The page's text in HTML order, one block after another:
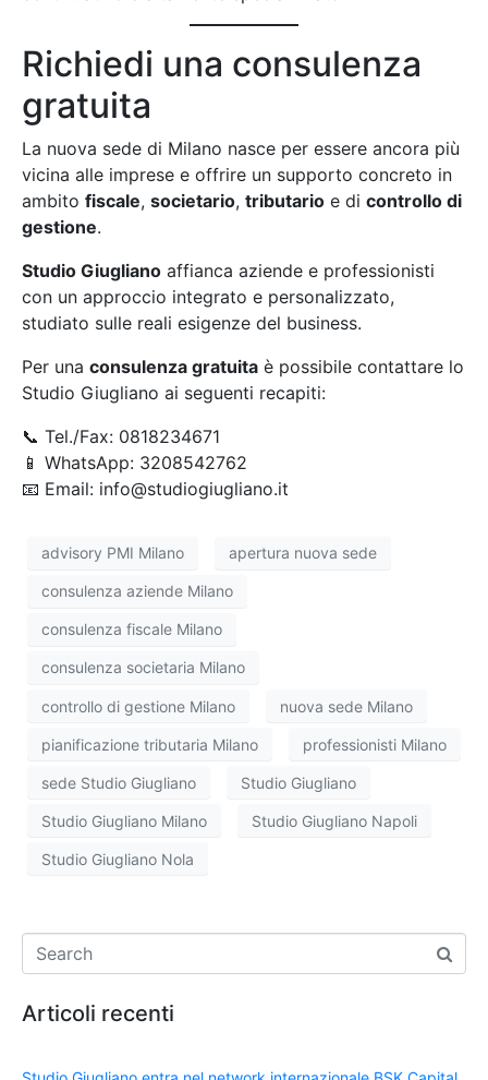
Richiedi una consulenza
gratuita
La nuova sede di Milano nasce per essere ancora più
vicina alle imprese e offrire un supporto concreto in
ambito fiscale, societario, tributario e di controllo di
gestione.
Studio Giugliano affianca aziende e professionisti
con un approccio integrato e personalizzato,
studiato sulle reali esigenze del business.
Per una consulenza gratuita è possibile contattare lo
Studio Giugliano ai seguenti recapiti:
📞 Tel./Fax: 0818234671
📱 WhatsApp: 3208542762
📧 Email: info@studiogiugliano.it
advisory PMI Milano apertura nuova sede
consulenza aziende Milano
consulenza fiscale Milano
consulenza societaria Milano
controllo di gestione Milano nuova sede Milano
pianificazione tributaria Milano professionisti Milano
sede Studio Giugliano Studio Giugliano
Studio Giugliano Milano Studio Giugliano Napoli
Studio Giugliano Nola
Articoli recenti